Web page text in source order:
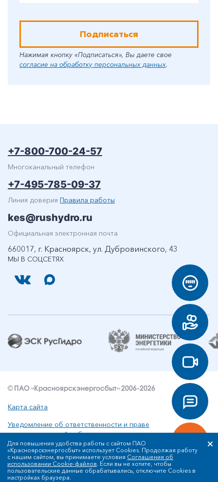
Подписаться
Нажимая кнопку «Подписаться», Вы даете свое
согласие на обработку персональных данных.
МЫ В СОЦСЕТЯХ
+7-800-700-24-57
Многоканальный телефон
+7-495-785-09-37
Линия доверия Правила работы
kes@rushydro.ru
Официальная электронная почта
660017, г. Красноярск, ул. Дубровинского, 43
© ПАО «Красноярскэнергосбыт» 2006-2026
Карта сайта
Уведомление об ответственности и праве
интеллектуальной собственности
Политика ПАО «Красноярскэнергосбыт» в отношении
обработки персональных данных
Для повышения удобства работы с сайтом ПАО
«Красноярскэнергосбыт» использует Cookies. Продолжая работу
с нашим сайтом, вы принимаете условия Соглашения об
использовании Cookie-файлов. Если вы не хотите, чтобы
пользовательские данные обрабатывались, отключите Cookies в
настройках браузера.